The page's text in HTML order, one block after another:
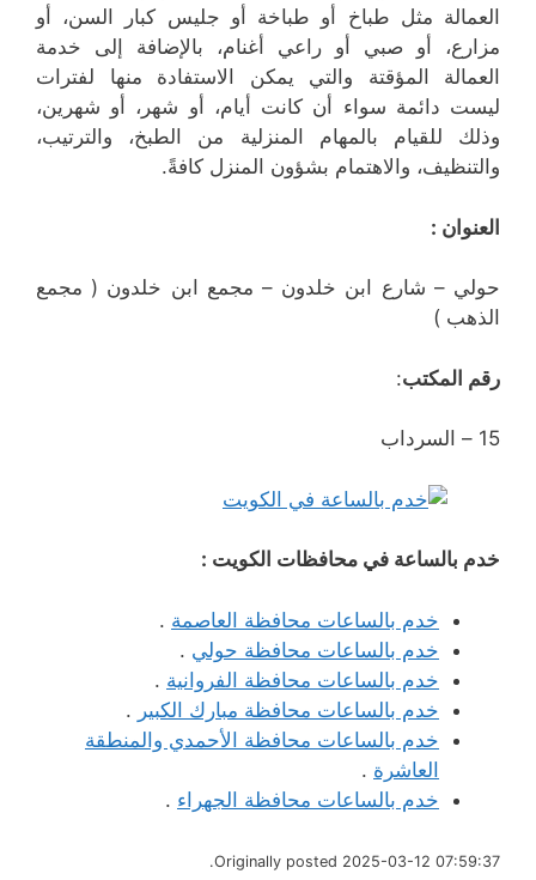
العمالة مثل طباخ أو طباخة أو جليس كبار السن، أو
مزارع، أو صبي أو راعي أغنام، بالإضافة إلى خدمة
العمالة المؤقتة والتي يمكن الاستفادة منها لفترات
ليست دائمة سواء أن كانت أيام، أو شهر، أو شهرين،
وذلك للقيام بالمهام المنزلية من الطبخ، والترتيب،
والتنظيف، والاهتمام بشؤون المنزل كافةً.
العنوان :
حولي – شارع ابن خلدون – مجمع ابن خلدون ( مجمع
الذهب )
رقم المكتب:
15 – السرداب
خدم بالساعة في محافظات الكويت :
خدم بالساعات محافظة العاصمة .
خدم بالساعات محافظة حولي .
خدم بالساعات محافظة الفروانية .
خدم بالساعات محافظة مبارك الكبير .
خدم بالساعات محافظة الأحمدي والمنطقة
العاشرة .
خدم بالساعات محافظة الجهراء .
Originally posted 2025-03-12 07:59:37.